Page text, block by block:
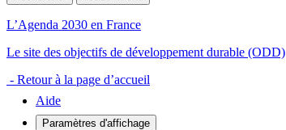
L’Agenda 2030 en France
Le site des objectifs de développement durable (ODD)
- Retour à la page d’accueil
Aide
Paramètres d'affichage